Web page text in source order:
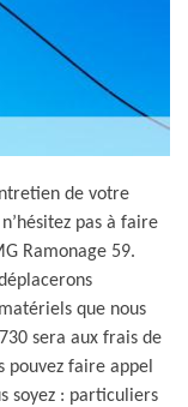
de votre
pas à faire
Ramonage 59.
que nous
sera aux frais de
pouvez faire appel
soyez : particuliers